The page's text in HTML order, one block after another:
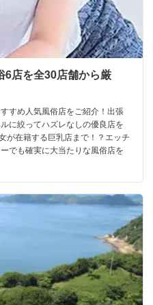
6店を全30店舗から厳
すめ人気風俗店をご紹介！出張
に絞ってハズレなしの優良店を
が在籍する巨乳店まで！？エッチ
でも確実に大当たりな風俗店を